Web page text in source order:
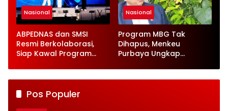
Nasional
ABPEDNAS dan SMSI
Resmi Berkolaborasi,
Siap Kawal Program
Nasional
Program MBG Tak
Dihapus, Menkeu
Purbaya Ungkap
besaran
Pos Populer